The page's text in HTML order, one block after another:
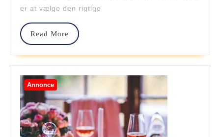
Rigtige
Til
Din
Udvikling
er at vælge den rigtige
Read More
Read
Annonce